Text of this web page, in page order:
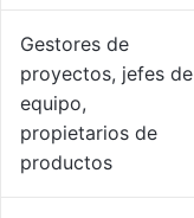
Gestores de
proyectos, jefes de
equipo,
propietarios de
productos